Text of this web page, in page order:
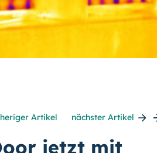
Artikel nächster Artikel
jetzt mit